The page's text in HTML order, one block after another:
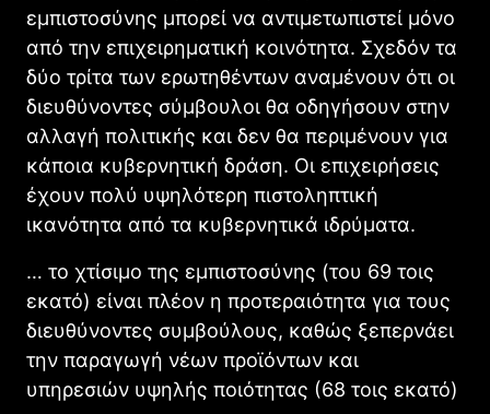
εμπιστοσύνης μπορεί να αντιμετωπιστεί μόνο
από την επιχειρηματική κοινότητα. Σχεδόν τα
δύο τρίτα των ερωτηθέντων αναμένουν ότι οι
διευθύνοντες σύμβουλοι θα οδηγήσουν στην
αλλαγή πολιτικής και δεν θα περιμένουν για
κάποια κυβερνητική δράση. Οι επιχειρήσεις
έχουν πολύ υψηλότερη πιστοληπτική
ικανότητα από τα κυβερνητικά ιδρύματα.
… το χτίσιμο της εμπιστοσύνης (του 69 τοις
εκατό) είναι πλέον η προτεραιότητα για τους
διευθύνοντες συμβούλους, καθώς ξεπερνάει
την παραγωγή νέων προϊόντων και
υπηρεσιών υψηλής ποιότητας (68 τοις εκατό)